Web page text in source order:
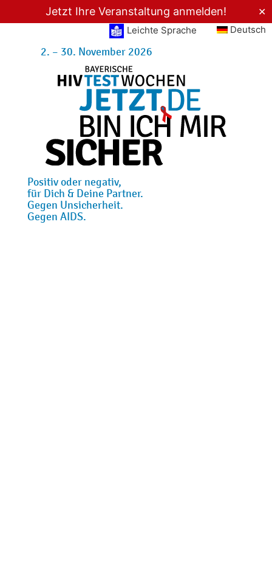
Jetzt Ihre Veranstaltung anmelden!
✕
Leichte Sprache
Deutsch
2. – 30. November 2026
Positiv oder negativ,
für Dich & Deine Partner.
Gegen Unsicherheit.
Gegen AIDS.